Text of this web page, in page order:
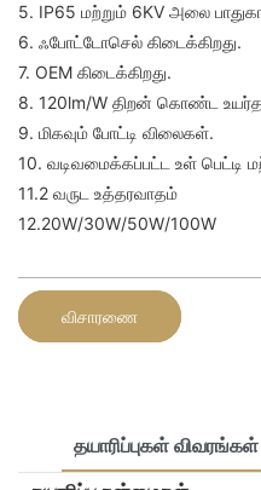
5. IP65 மற்றும் 6KV அலை
6. ஃபோட்டோசெல் கிடைக்கிறது.
7. OEM கிடைக்கிறது.
8. 120lm/W திறன் கொண்ட
9. மிகவும் போட்டி விலைகள்.
10. வடிவமைக்கப்பட்ட உள் பெட்டி
11.2 வருட உத்தரவாதம்
12.20W/30W/50W/100W
விசாரணை
தயாரிப்புகள் விவரங்கள்